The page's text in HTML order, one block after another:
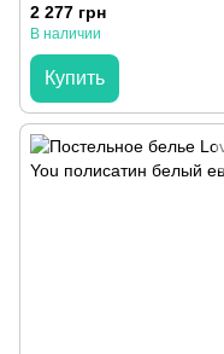
2 277 грн
В наличии
Купить